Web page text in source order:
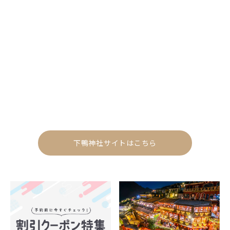
下鴨神社サイトはこちら